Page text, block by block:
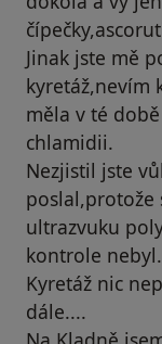
Jinak jste mě
kyretáž,nevím
měla v té
chlamidii.
Nezjistil jste
poslal,protože
ultrazvuku
kontrole nebyl.
Kyretáž nic
dále....